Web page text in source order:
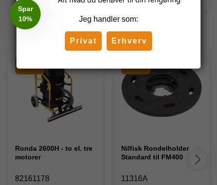
Andre har også købt
Ronda 2600H - to el. tre
motorer
82161178
Nilfisk Rondelholder
Standard til FM400
11316A
Jeg handler som:
Privat Erhverv
Spar
10%